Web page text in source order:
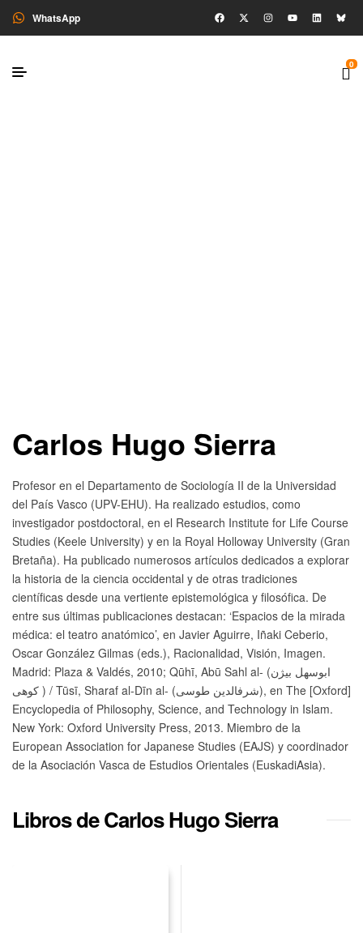
WhatsApp
0
Carlos Hugo Sierra
Profesor en el Departamento de Sociología II de la Universidad
del País Vasco (UPV-EHU). Ha realizado estudios, como
investigador postdoctoral, en el Research Institute for Life Course
Studies (Keele University) y en la Royal Holloway University (Gran
Bretaña). Ha publicado numerosos artículos dedicados a explorar
la historia de la ciencia occidental y de otras tradiciones
científicas desde una vertiente epistemológica y filosófica. De
entre sus últimas publicaciones destacan: ‘Espacios de la mirada
médica: el teatro anatómico’, en Javier Aguirre, Iñaki Ceberio,
Oscar González Gilmas (eds.), Racionalidad, Visión, Imagen.
Madrid: Plaza & Valdés, 2010; Qūhī, Abū Sahl al- (ابوسهل بیژن
کوهی ) / Tūsī, Sharaf al-Dīn al- (شرفالدین طوسی), en The [Oxford]
Encyclopedia of Philosophy, Science, and Technology in Islam.
New York: Oxford University Press, 2013. Miembro de la
European Association for Japanese Studies (EAJS) y coordinador
de la Asociación Vasca de Estudios Orientales (EuskadiAsia).
Libros de Carlos Hugo Sierra